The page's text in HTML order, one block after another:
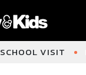
SCHOOL VISIT